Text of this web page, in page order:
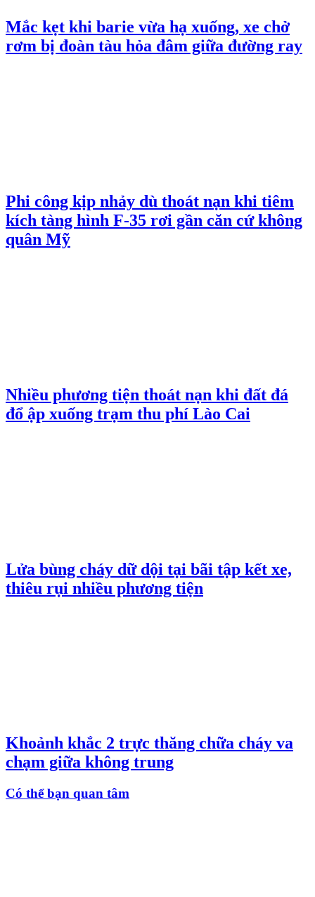
Mắc kẹt khi barie vừa hạ xuống, xe chở
rơm bị đoàn tàu hỏa đâm giữa đường ray
Phi công kịp nhảy dù thoát nạn khi tiêm
kích tàng hình F-35 rơi gần căn cứ không
quân Mỹ
Nhiều phương tiện thoát nạn khi đất đá
đổ ập xuống trạm thu phí Lào Cai
Lửa bùng cháy dữ dội tại bãi tập kết xe,
thiêu rụi nhiều phương tiện
Khoảnh khắc 2 trực thăng chữa cháy va
chạm giữa không trung
Có thể bạn quan tâm